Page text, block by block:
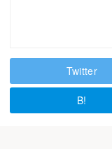
Twitter
B!